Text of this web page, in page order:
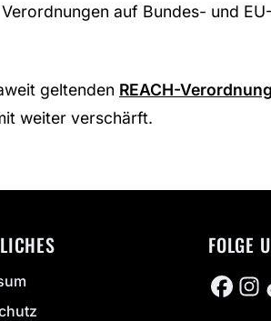
auf Bundes- und
geltenden REACH-Verordnung
weiter verschärft.
FOLGE